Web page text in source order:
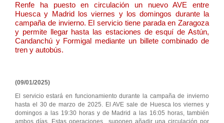
Renfe ha puesto en circulación un nuevo AVE entre
Huesca y Madrid los viernes y los domingos durante la
campaña de invierno. El servicio tiene parada en Zaragoza
y permite llegar hasta las estaciones de esquí de Astún,
Candanchú y Formigal mediante un billete combinado de
tren y autobús.
(09/01/2025)
El servicio estará en funcionamiento durante la campaña de invierno
hasta el 30 de marzo de 2025. El AVE sale de Huesca los viernes y
domingos a las 19:30 horas y de Madrid a las 16:05 horas, también